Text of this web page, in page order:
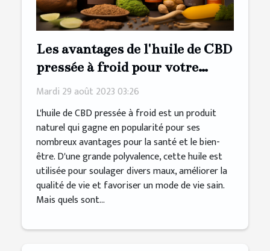
Les avantages de l'huile de CBD
pressée à froid pour votre
bien-être
Mardi 29 août 2023 03:26
L'huile de CBD pressée à froid est un produit
naturel qui gagne en popularité pour ses
nombreux avantages pour la santé et le bien-
être. D'une grande polyvalence, cette huile est
utilisée pour soulager divers maux, améliorer la
qualité de vie et favoriser un mode de vie sain.
Mais quels sont...